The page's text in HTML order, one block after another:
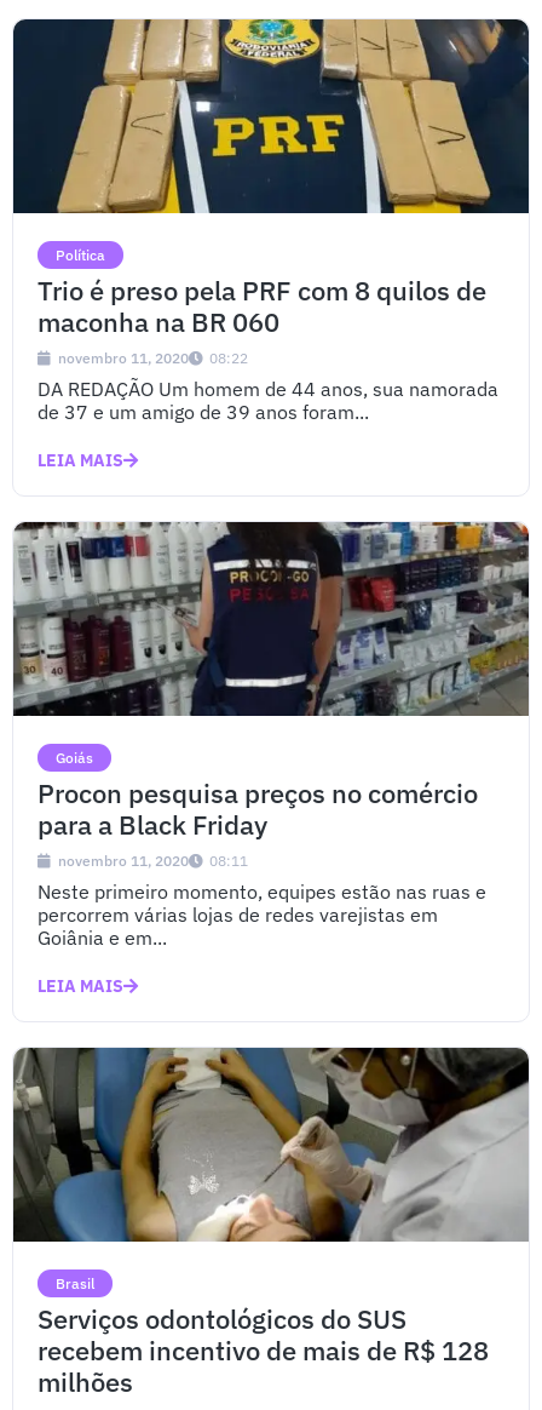
Política
Trio é preso pela PRF com 8 quilos de
maconha na BR 060
novembro 11, 2020 08:22
DA REDAÇÃO Um homem de 44 anos, sua namorada
de 37 e um amigo de 39 anos foram...
LEIA MAIS
Goiás
Procon pesquisa preços no comércio
para a Black Friday
novembro 11, 2020 08:11
Neste primeiro momento, equipes estão nas ruas e
percorrem várias lojas de redes varejistas em
Goiânia e em...
LEIA MAIS
Brasil
Serviços odontológicos do SUS
recebem incentivo de mais de R$ 128
milhões